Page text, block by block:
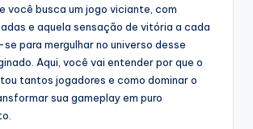
você busca um jogo viciante, com
e aquela sensação de vitória a cada
para mergulhar no universo desse
Aqui, você vai entender por que o
tantos jogadores e como dominar o
sua gameplay em puro